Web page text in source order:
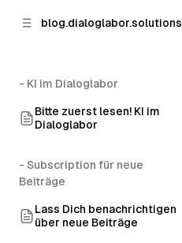
blog.dialoglabor.solutions
- KI im Dialoglabor
Bitte zuerst lesen! KI im
Dialoglabor
- Subscription für neue
Beiträge
Lass Dich benachrichtigen
über neue Beiträge